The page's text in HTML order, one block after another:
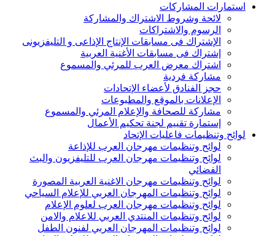
استمارات المشاركات
لائحة وشروط الاشتراك والمشاركة
الرسوم والاشتراكات
الإشتراك فى مسابقات الإنتاج الإذاعى و التليفزيونى
إشتراك فى مسابقات الأغنية العربية
اشتراك معرض العرب للمرئي والمسموع
مشاركة فردية
حجز الفنادق لأعضاء الإتحادات
الإعلانات بالموقع والمطبوعات
مشاركة للصحافة والإعلام المرئي والمسموع
إستمارة تقييم لجنة تحكيم الأعمال
لوائح وتنظيمات فاعليات الإتحاد
لوائح وتنظيمات مهرجان العرب للإذاعة
لوائح وتنظيمات مهرجان العرب للتليفزيون والبث
الفضائي
لوائح وتنظيمات مهرجان الاغنية العربية المصورة
لوائح وتنظيمات المهرجان العربي للإعلام السياحي
لوائح وتنظيمات مهرجان العرب لعلوم الإعلام
لوائح وتنظيمات المنتدي العربي للاعلام والامن
لوائح وتنظيمات المهرجان العربي لفنون الطفل